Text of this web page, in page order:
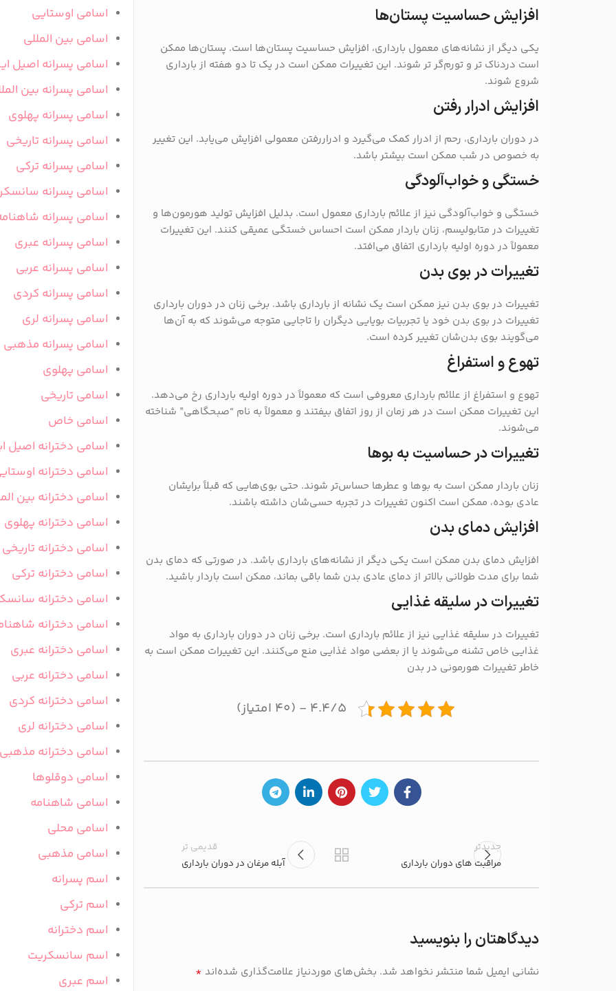
افزایش حساسیت پستان‌ها
یکی دیگر از نشانه‌های معمول بارداری، افزایش حساسیت پستان‌ها است. پستان‌ها ممکن
است دردناک تر و تورم‌گر تر شوند. این تغییرات ممکن است در یک تا دو هفته از بارداری
شروع شوند.
افزایش ادرار رفتن
در دوران بارداری، رحم از ادرار کمک می‌گیرد و ادرار‌رفتن معمولی افزایش می‌یابد. این تغییر
به خصوص در شب ممکن است بیشتر باشد.
خستگی و خواب‌آلودگی
خستگی و خواب‌آلودگی نیز از علائم بارداری معمول است. بدلیل افزایش تولید هورمون‌ها و
تغییرات در متابولیسم، زنان باردار ممکن است احساس خستگی عمیقی کنند. این تغییرات
معمولاً در دوره اولیه بارداری اتفاق می‌افتد.
تغییرات در بوی بدن
تغییرات در بوی بدن نیز ممکن است یک نشانه از بارداری باشد. برخی زنان در دوران بارداری
تغییرات در بوی بدن خود یا تجربیات بویایی دیگران را تاجایی متوجه می‌شوند که به آن‌ها
می‌گویند بوی بدن‌شان تغییر کرده است.
تهوع و استفراغ
تهوع و استفراغ از علائم بارداری معروفی است که معمولاً در دوره اولیه بارداری رخ می‌دهد.
این تغییرات ممکن است در هر زمان از روز اتفاق بیفتند و معمولاً به نام “صبحگاهی” شناخته
می‌شوند.
تغییرات در حساسیت به بوها
زنان باردار ممکن است به بوها و عطرها حساس‌تر شوند. حتی بوی‌هایی که قبلاً برایشان
عادی بوده، ممکن است اکنون تغییرات در تجربه حسی‌شان داشته باشند.
افزایش دمای بدن
افزایش دمای بدن ممکن است یکی دیگر از نشانه‌های بارداری باشد. در صورتی که دمای بدن
شما برای مدت طولانی بالاتر از دمای عادی بدن شما باقی بماند، ممکن است باردار باشید.
تغییرات در سلیقه غذایی
تغییرات در سلیقه غذایی نیز از علائم بارداری است. برخی زنان در دوران بارداری به مواد
غذایی خاص تشنه می‌شوند یا از بعضی مواد غذایی منع می‌کنند. این تغییرات ممکن است به
خاطر تغییرات هورمونی در بدن
۴.۴/۵ - (۴۰ امتیاز)
جدیدتر
مراقبت های دوران بارداری
قدیمی تر
آبله مرغان در دوران بارداری
دیدگاهتان را بنویسید
نشانی ایمیل شما منتشر نخواهد شد. بخش‌های موردنیاز علامت‌گذاری شده‌اند *
اسامی اوستایی
اسامی بین المللی
اسامی پسرانه اصیل
اسامی پسرانه بین
اسامی پسرانه پهلوی
اسامی پسرانه تاریخی
اسامی پسرانه ترکی
اسامی پسرانه
اسامی پسرانه
اسامی پسرانه عبری
اسامی پسرانه عربی
اسامی پسرانه کردی
اسامی پسرانه لری
اسامی پسرانه مذهبی
اسامی پهلوی
اسامی تاریخی
اسامی خاص
اسامی دخترانه اصیل
اسامی دخترانه
اسامی دخترانه بین
اسامی دخترانه پهلوی
اسامی دخترانه تاریخی
اسامی دخترانه ترکی
اسامی دخترانه
اسامی دخترانه
اسامی دخترانه عبری
اسامی دخترانه عربی
اسامی دخترانه کردی
اسامی دخترانه لری
اسامی دخترانه مذهبی
اسامی دوقلوها
اسامی شاهنامه
اسامی محلی
اسامی مذهبی
اسم پسرانه
اسم ترکی
اسم دخترانه
اسم سانسکریت
اسم عبری